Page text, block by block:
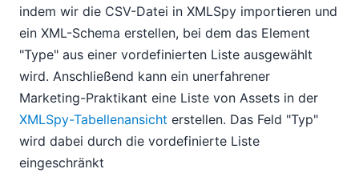
indem wir die CSV-Datei in XMLSpy importieren und
ein XML-Schema erstellen, bei dem das Element
"Type" aus einer vordefinierten Liste ausgewählt
wird. Anschließend kann ein unerfahrener
Marketing-Praktikant eine Liste von Assets in der
XMLSpy-Tabellenansicht erstellen. Das Feld "Typ"
wird dabei durch die vordefinierte Liste
eingeschränkt